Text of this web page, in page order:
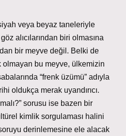
veya beyaz taneleriyle
alıcılarından biri olmasına
bir meyve değil. Belki de
bu meyve, ülkemizin
“frenk üzümü” adıyla
oldukça merak uyandırıcı.
sorusu ise bazen bir
kimlik sorgulaması halini
derinlemesine ele alacak